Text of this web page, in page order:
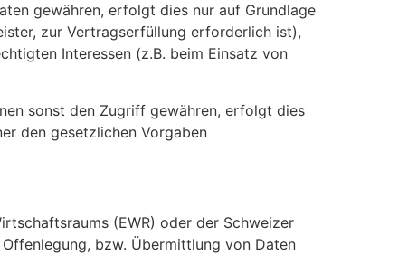
gewähren, erfolgt dies nur auf Grundlage
zur Vertragserfüllung erforderlich ist),
Interessen (z.B. beim Einsatz von
sonst den Zugriff gewähren, erfolgt dies
den gesetzlichen Vorgaben
(EWR) oder der Schweizer
bzw. Übermittlung von Daten